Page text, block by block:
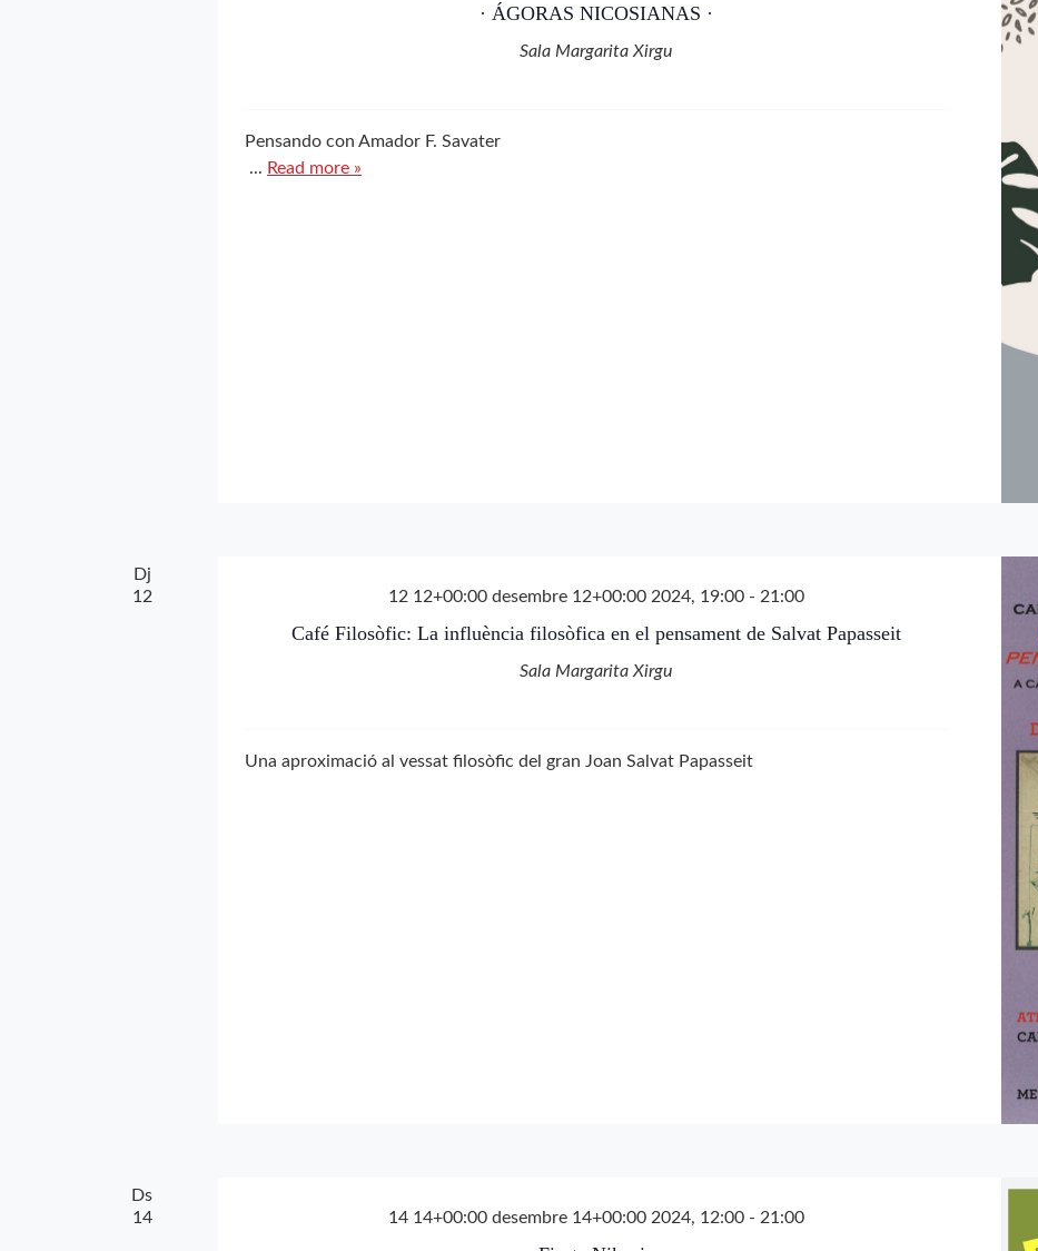
· ÁGORAS NICOSIANAS ·
Sala Margarita Xirgu
Pensando con Amador F. Savater
... Read more »
Dj
12
12 12+00:00 desembre 12+00:00 2024, 19:00- 21:00
Café Filosòfic: La influència filosòfica en el pensament de Salvat Papasseit
Sala Margarita Xirgu
Una aproximació al vessat filosòfic del gran Joan Salvat Papasseit
Ds
14
14 14+00:00 desembre 14+00:00 2024, 12:00- 21:00